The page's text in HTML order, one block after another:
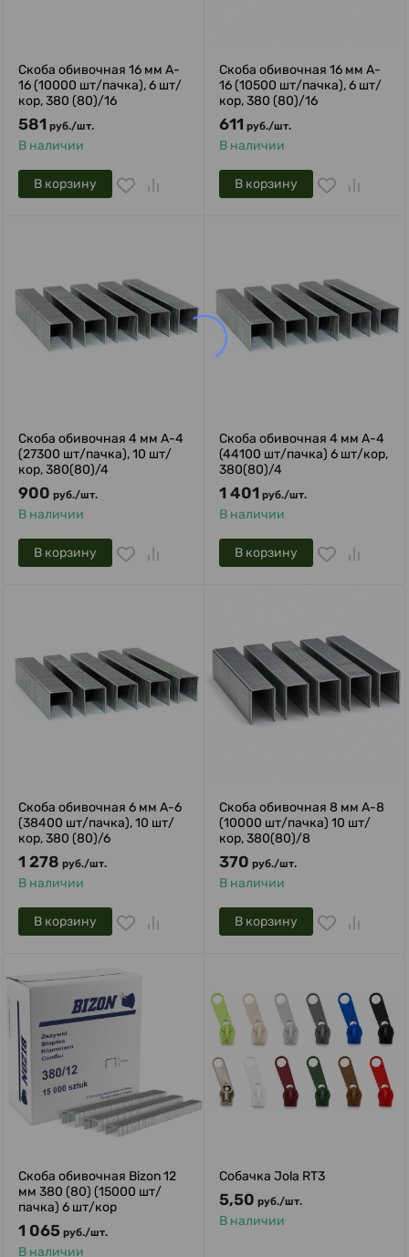
Скоба обивочная 16 мм A-
16 (10000 шт/пачка), 6 шт/
кор, 380 (80)/16
581 руб./шт.
В наличии
В корзину
Скоба обивочная 16 мм A-
16 (10500 шт/пачка), 6 шт/
кор, 380 (80)/16
611 руб./шт.
В наличии
В корзину
Скоба обивочная 4 мм A-4
(27300 шт/пачка), 10 шт/
кор, 380(80)/4
900 руб./шт.
В наличии
В корзину
Скоба обивочная 4 мм A-4
(44100 шт/пачка) 6 шт/кор,
380(80)/4
1 401 руб./шт.
В наличии
В корзину
Скоба обивочная 6 мм A-6
(38400 шт/пачка), 10 шт/
кор, 380 (80)/6
1 278 руб./шт.
В наличии
В корзину
Скоба обивочная 8 мм A-8
(10000 шт/пачка) 10 шт/
кор, 380(80)/8
370 руб./шт.
В наличии
В корзину
Скоба обивочная Bizon 12
мм 380 (80) (15000 шт/
пачка) 6 шт/кор
1 065 руб./шт.
В наличии
Собачка Jola RT3
5,50 руб./шт.
В наличии